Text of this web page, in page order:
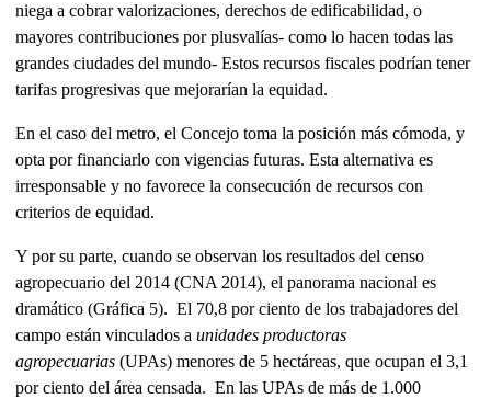
niega a cobrar valorizaciones, derechos de edificabilidad, o
mayores contribuciones por plusvalías- como lo hacen todas las
grandes ciudades del mundo- Estos recursos fiscales podrían tener
tarifas progresivas que mejorarían la equidad.
En el caso del metro, el Concejo toma la posición más cómoda, y
opta por financiarlo con vigencias futuras. Esta alternativa es
irresponsable y no favorece la consecución de recursos con
criterios de equidad.
Y por su parte, cuando se observan los resultados del censo
agropecuario del 2014 (CNA 2014), el panorama nacional es
dramático (Gráfica 5). El 70,8 por ciento de los trabajadores del
campo están vinculados aunidades productoras
agropecuarias (UPAs) menores de 5 hectáreas, que ocupan el 3,1
por ciento del área censada. En las UPAs de más de 1.000